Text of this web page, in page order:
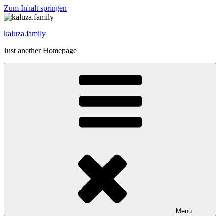
Zum Inhalt springen
kaluza.family
Just another Homepage
Menü